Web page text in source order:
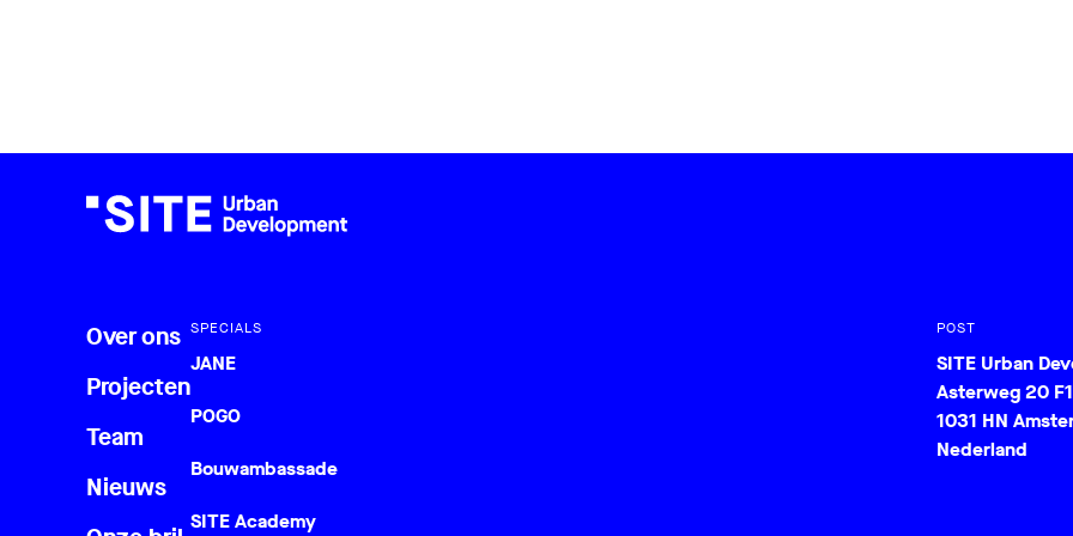
Over ons
Projecten
Team
Nieuws
SPECIALS
JANE
POGO
Bouwambassade
SITE Academy
POST
SITE Urban
Asterweg 20 F1
1031 HN
Nederland